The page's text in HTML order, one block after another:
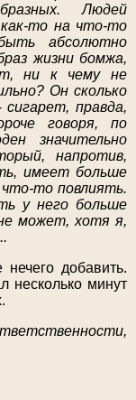
Людей
то на что-то
абсолютно
жизни бомжа,
ни к чему не
Он сколько
сигарет, правда,
говоря, по
значительно
напротив,
имеет больше
то повлиять.
у него больше
может, хотя я,
добавить.
несколько минут